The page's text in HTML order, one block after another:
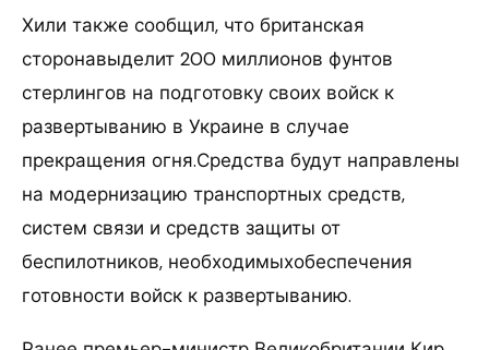
Хили также сообщил, что британская
сторонавыделит 200 миллионов фунтов
стерлингов на подготовку своих войск к
развертыванию в Украине в случае
прекращения огня.Средства будут направлены
на модернизацию транспортных средств,
систем связи и средств защиты от
беспилотников, необходимыхобеспечения
готовности войск к развертыванию.